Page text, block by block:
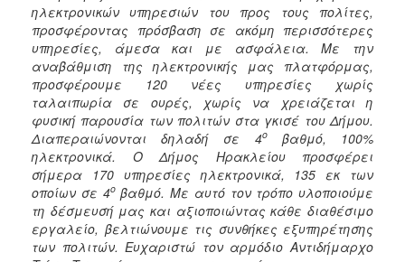
ηλεκτρονικών υπηρεσιών του προς τους πολίτες,
προσφέροντας πρόσβαση σε ακόμη περισσότερες
υπηρεσίες, άμεσα και με ασφάλεια. Με την
αναβάθμιση της ηλεκτρονικής μας πλατφόρμας,
προσφέρουμε 120 νέες υπηρεσίες χωρίς
ταλαιπωρία σε ουρές, χωρίς να χρειάζεται η
φυσική παρουσία των πολιτών στα γκισέ του Δήμου.
Διαπεραιώνονται δηλαδή σε 4οβαθμό, 100%
ηλεκτρονικά. Ο Δήμος Ηρακλείου προσφέρει
σήμερα 170 υπηρεσίες ηλεκτρονικά, 135 εκ των
οποίων σε 4οβαθμό. Με αυτό τον τρόπο υλοποιούμε
τη δέσμευσή μας και αξιοποιώντας κάθε διαθέσιμο
εργαλείο, βελτιώνουμε τις συνθήκες εξυπηρέτησης
των πολιτών. Ευχαριστώ τον αρμόδιο Αντιδήμαρχο